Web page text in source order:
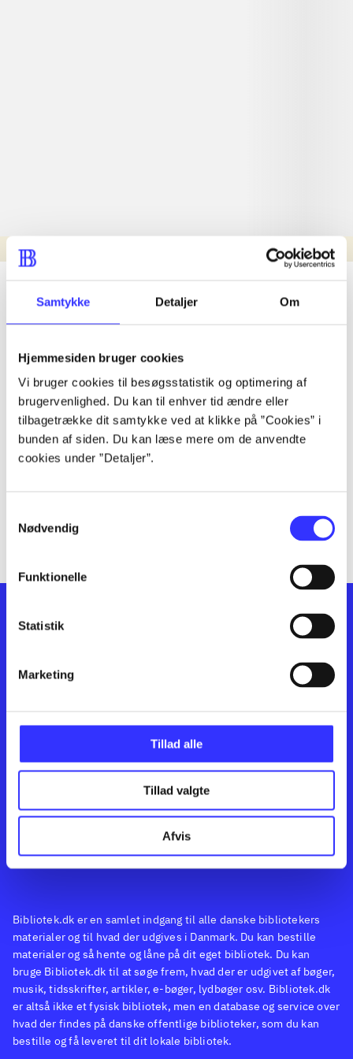
Samtykke Detaljer Om
Hjemmesiden bruger cookies
Vi bruger cookies til besøgsstatistik og optimering af
brugervenlighed. Du kan til enhver tid ændre eller
tilbagetrække dit samtykke ved at klikke på ”Cookies” i
bunden af siden. Du kan læse mere om de anvendte
cookies under ”Detaljer”.
Nødvendig
Funktionelle
Statistik
Marketing
Tillad alle
Tillad valgte
Afvis
Nyhed
lorem ipsum dolor sit amet ...
lorem ipsum dolor sit amet ...
lorem ipsum dolor sit amet ...
lorem ipsum dolor sit amet ...
lorem ipsum dolor sit amet ...
lorem ipsum dolor sit amet ...
lorem ipsum dolor sit amet ...
Feedback
Bibliotek.dk er en samlet indgang til alle danske bibliotekers
materialer og til hvad der udgives i Danmark. Du kan bestille
materialer og så hente og låne på dit eget bibliotek. Du kan
bruge Bibliotek.dk til at søge frem, hvad der er udgivet af bøger,
musik, tidsskrifter, artikler, e-bøger, lydbøger osv. Bibliotek.dk
er altså ikke et fysisk bibliotek, men en database og service over
hvad der findes på danske offentlige biblioteker, som du kan
bestille og få leveret til dit lokale bibliotek.
Kontakt os
Leverandører
English
Artikler
Film
Musik
Noder